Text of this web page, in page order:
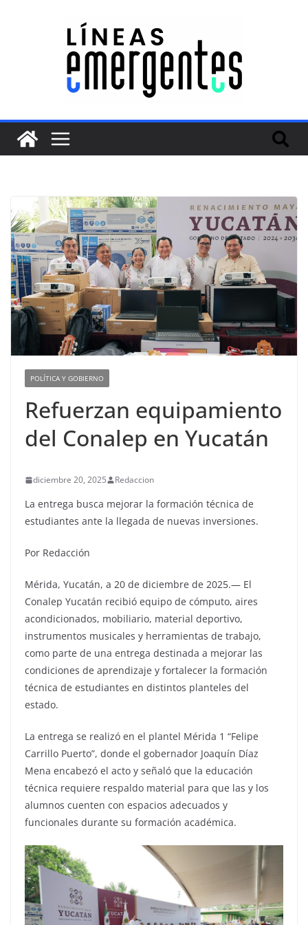
POLÍTICA Y GOBIERNO
Refuerzan equipamiento
del Conalep en Yucatán
diciembre 20, 2025 Redaccion
La entrega busca mejorar la formación técnica de
estudiantes ante la llegada de nuevas inversiones.
Por Redacción
Mérida, Yucatán, a 20 de diciembre de 2025.— El
Conalep Yucatán recibió equipo de cómputo, aires
acondicionados, mobiliario, material deportivo,
instrumentos musicales y herramientas de trabajo,
como parte de una entrega destinada a mejorar las
condiciones de aprendizaje y fortalecer la formación
técnica de estudiantes en distintos planteles del
estado.
La entrega se realizó en el plantel Mérida 1 “Felipe
Carrillo Puerto”, donde el gobernador Joaquín Díaz
Mena encabezó el acto y señaló que la educación
técnica requiere respaldo material para que las y los
alumnos cuenten con espacios adecuados y
funcionales durante su formación académica.